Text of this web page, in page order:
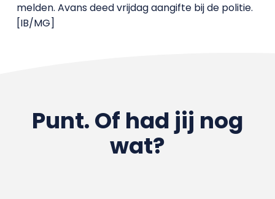
melden. Avans deed vrijdag aangifte bij de politie.
[IB/MG]
Punt. Of had jij nog
wat?